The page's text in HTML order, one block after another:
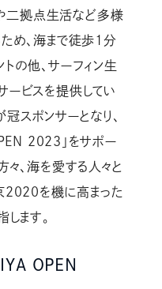
二拠点生活など多様
め、海まで徒歩1分
の他、サーフィン生
ービスを提供してい
スポンサーとなり、
2023」をサポー
々、海を愛する人々と
2020を機に高まった
ます。
OPEN